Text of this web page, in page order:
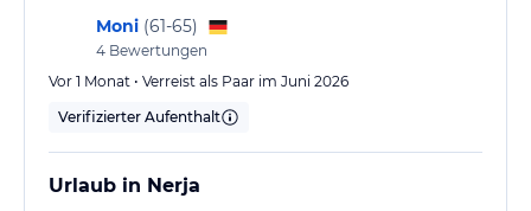
Moni (61-65)
4 Bewertungen
Vor 1 Monat • Verreist als Paar im Juni 2026
Verifizierter Aufenthalt
Urlaub in Nerja